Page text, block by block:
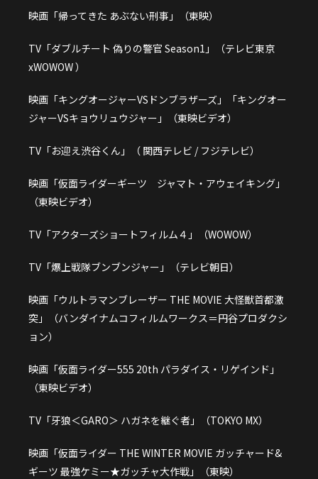
映画「帰ってきた あぶない刑事」（東映）
TV「ダブルチート 偽りの警官 Season1」（テレビ東京
xWOWOW ）
映画「キングオージャーVSドンブラザーズ」「キングオー
ジャーVSキョウリュウジャー」（東映ビデオ）
TV「お迎え渋谷くん」（ 関西テレビ / フジテレビ）
映画「仮面ライダーギーツ ジャマト・アウェイキング」
（東映ビデオ）
TV「アクターズショートフィルム４」（WOWOW）
TV「爆上戦隊ブンブンジャー」（テレビ朝日）
映画「ウルトラマンブレーザー THE MOVIE 大怪獣首都激
突」（バンダイナムコフィルムワークス＝円谷プロダクシ
ョン）
映画「仮面ライダー555 20th パラダイス・リゲインド」
（東映ビデオ）
TV「牙狼＜GARO＞ ハガネを継ぐ者」（TOKYO MX）
映画「仮面ライダー THE WINTER MOVIE ガッチャード&
ギーツ 最強ケミー★ガッチャ大作戦」（東映）